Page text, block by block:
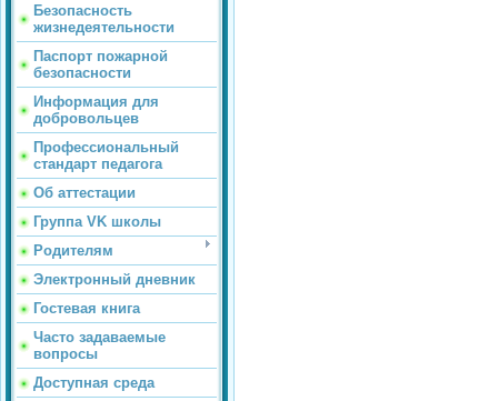
Безопасность
жизнедеятельности
Паспорт пожарной
безопасности
Информация для
добровольцев
Профессиональный
стандарт педагога
Об аттестации
Группа VK школы
Родителям
Электронный дневник
Гостевая книга
Часто задаваемые
вопросы
Доступная среда